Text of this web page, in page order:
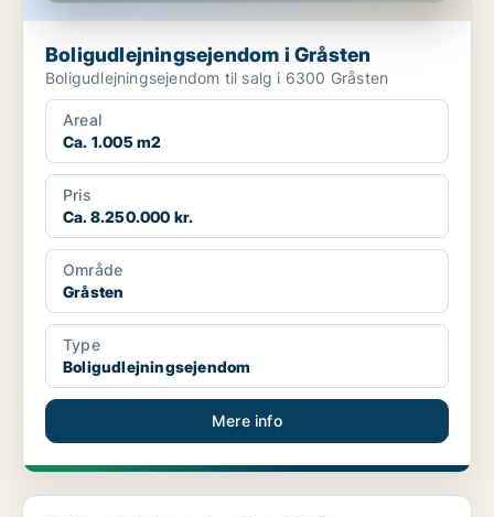
Boligudlejningsejendom i Gråsten
Boligudlejningsejendom til salg i 6300 Gråsten
Areal
Ca. 1.005 m2
Pris
Ca. 8.250.000 kr.
Område
Gråsten
Type
Boligudlejningsejendom
Mere info
Boligudlejningsejendom i Gråsten